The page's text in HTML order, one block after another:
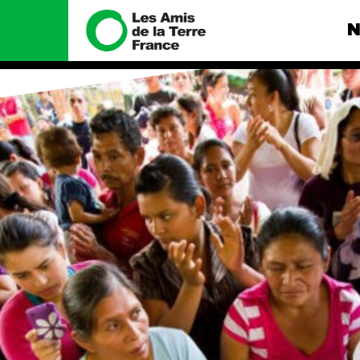
Nous connaître
Histoire
Manifeste
Missions et méthodes
Valeurs
Équipes et
fonctionnement
Le réseau dans le monde
Nos alliés
Je soutiens les Amis de la
Terre
Nos
Total, rendez-
tribunal
Gaz « naturel
enfumage
Mode : une
destructrice
Gaz au
violence
Nos autres